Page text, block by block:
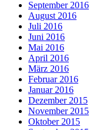
September 2016
August 2016
Juli 2016
Juni 2016
Mai 2016
April 2016
März 2016
Februar 2016
Januar 2016
Dezember 2015
November 2015
Oktober 2015